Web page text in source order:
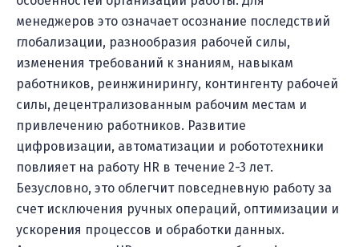
менеджеров это означает осознание последствий
глобализации, разнообразия рабочей силы,
изменения требований к знаниям, навыкам
работников, реинжинирингу, контингенту рабочей
силы, децентрализованным рабочим местам и
привлечению работников. Развитие
цифровизации, автоматизации и робототехники
повлияет на работу HR в течение 2-3 лет.
Безусловно, это облегчит повседневную работу за
счет исключения ручных операций, оптимизации и
ускорения процессов и обработки данных.